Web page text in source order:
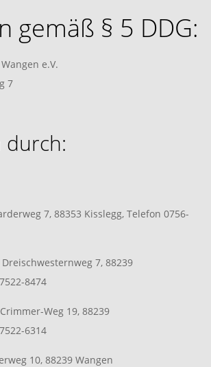
gemäß § 5 DDG:
e.V.
7
durch:
7, 88353 Kisslegg, Telefon 0756-
Dreischwesternweg 7, 88239
8474
Weg 19, 88239
6314
10, 88239 Wangen